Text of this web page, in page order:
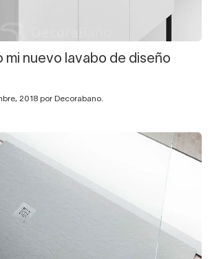
mi nuevo lavabo de diseño
2018 por Decorabano.